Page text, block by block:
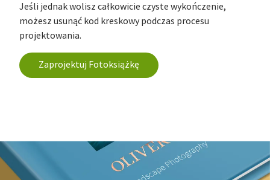
Jeśli jednak wolisz całkowicie czyste wykończenie,
możesz usunąć kod kreskowy podczas procesu
projektowania.
Zaprojektuj Fotoksiążkę